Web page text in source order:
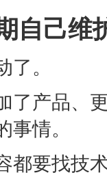
自己维
了。
了产品、
事情。
都要找技